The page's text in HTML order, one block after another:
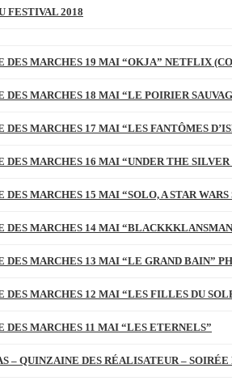
FESTIVAL 2018
DES MARCHES 19 MAI “OKJA” NETFLIX
DES MARCHES 18 MAI “LE POIRIER
DES MARCHES 17 MAI “LES FANTÔMES
DES MARCHES 16 MAI “UNDER THE
DES MARCHES 15 MAI “SOLO, A STAR
DES MARCHES 14 MAI
DES MARCHES 13 MAI “LE GRAND BAIN”
DES MARCHES 12 MAI “LES FILLES DU
DES MARCHES 11 MAI “LES ETERNELS”
– QUINZAINE DES RÉALISATEUR –